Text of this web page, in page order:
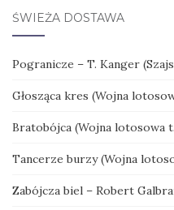
ŚWIEŻA DOSTAWA
Pogranicze – T. Kanger
Głosząca kres (Wojna
Bratobójca (Wojna lotosowa
Tancerze burzy (Wojna
Zabójcza biel – Robert